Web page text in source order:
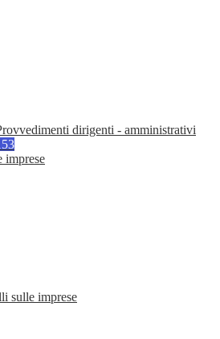
dirigenti - amministrativi
imprese
sulle imprese